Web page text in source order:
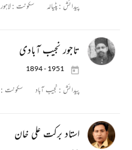
پیدائش : پٹیالہ سکونت :لاہور
تاجور نجیب آبادی
1894 - 1951
پیدائش : نجیب آباد سکونت :
استاد برکت علی خان